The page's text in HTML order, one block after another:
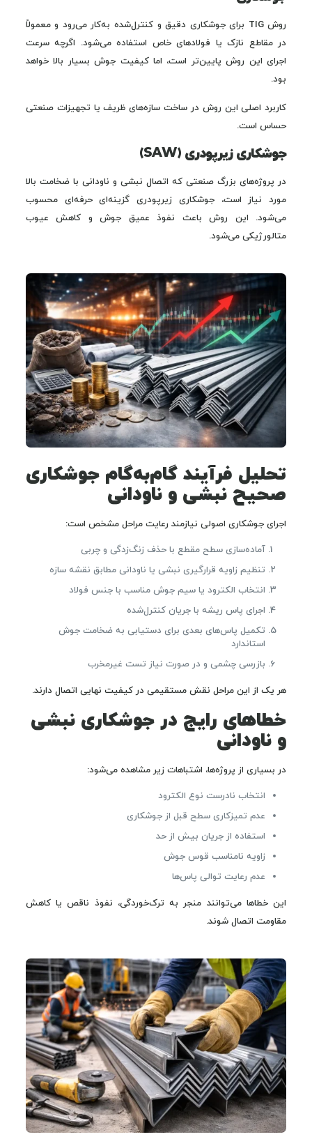
روش TIG برای جوشکاری دقیق و کنترل‌شده به‌کار می‌رود و معمولاً
در مقاطع نازک یا فولادهای خاص استفاده می‌شود. اگرچه سرعت
اجرای این روش پایین‌تر است، اما کیفیت جوش بسیار بالا خواهد
بود.
کاربرد اصلی این روش در ساخت سازه‌های ظریف یا تجهیزات صنعتی
حساس است.
جوشکاری زیرپودری (SAW)
در پروژه‌های بزرگ صنعتی که اتصال نبشی و ناودانی با ضخامت بالا
مورد نیاز است، جوشکاری زیرپودری گزینه‌ای حرفه‌ای محسوب
می‌شود. این روش باعث نفوذ عمیق جوش و کاهش عیوب
متالورژیکی می‌شود.
تحلیل فرآیند گام‌به‌گام جوشکاری
صحیح نبشی و ناودانی
اجرای جوشکاری اصولی نیازمند رعایت مراحل مشخص است:
آماده‌سازی سطح مقطع با حذف زنگ‌زدگی و چربی
تنظیم زاویه قرارگیری نبشی یا ناودانی مطابق نقشه سازه
انتخاب الکترود یا سیم جوش مناسب با جنس فولاد
اجرای پاس ریشه با جریان کنترل‌شده
تکمیل پاس‌های بعدی برای دستیابی به ضخامت جوش
استاندارد
بازرسی چشمی و در صورت نیاز تست غیرمخرب
هر یک از این مراحل نقش مستقیمی در کیفیت نهایی اتصال دارند.
خطاهای رایج در جوشکاری نبشی
و ناودانی
در بسیاری از پروژه‌ها، اشتباهات زیر مشاهده می‌شود:
انتخاب نادرست نوع الکترود
عدم تمیزکاری سطح قبل از جوشکاری
استفاده از جریان بیش از حد
زاویه نامناسب قوس جوش
عدم رعایت توالی پاس‌ها
این خطاها می‌توانند منجر به ترک‌خوردگی، نفوذ ناقص یا کاهش
مقاومت اتصال شوند.